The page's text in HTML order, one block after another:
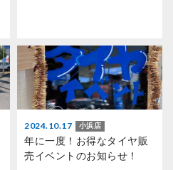
2024.10.17 小浜店
年に一度！お得なタイヤ販
売イベントのお知らせ！